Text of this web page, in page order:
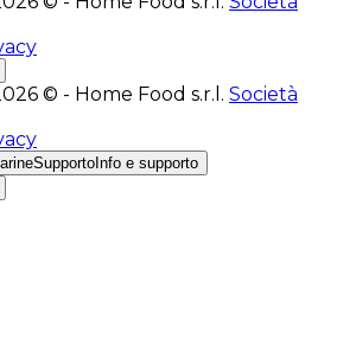
© - Home Food s.r.l. Società
SupportoInfo e supporto